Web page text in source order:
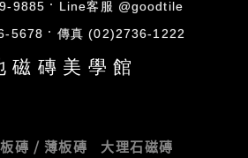
9885 Line客服 @goodtile
5678 傳真 (02)2736-1222
磁磚美學館
磚 / 薄板磚
大理石磁磚